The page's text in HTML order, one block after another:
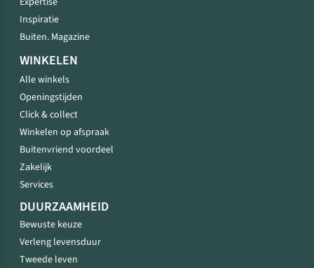
Inspiratie
Buiten. Magazine
WINKELEN
Alle winkels
Openingstijden
Click & collect
Winkelen op afspraak
Buitenvriend voordeel
Zakelijk
Services
DUURZAAMHEID
Bewuste keuze
Verleng levensduur
Tweede leven